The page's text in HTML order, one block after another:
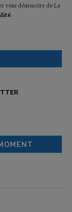
vous désinscrire de La
.